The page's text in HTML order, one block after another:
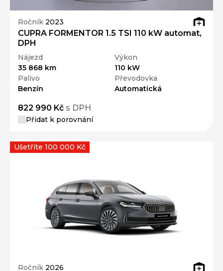
Ročník 2023
CUPRA FORMENTOR 1.5 TSI 110 kW automat,
DPH
Nájezd
35 868 km
Výkon
110 kW
Palivo
Benzín
Převodovka
Automatická
822 990 Kč s DPH
Přidat k porovnání
Ročník 2026
Ušetříte 100 000 Kč